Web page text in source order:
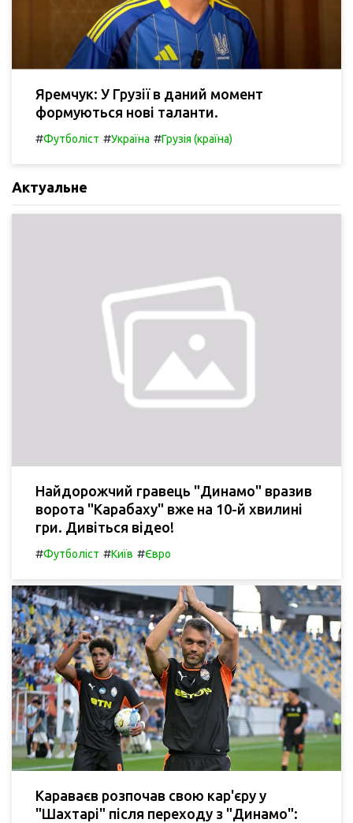
Яремчук: У Грузії в даний момент
формуються нові таланти.
#Футболіст #Україна #Грузія (країна)
Актуальне
Найдорожчий гравець "Динамо" вразив
ворота "Карабаху" вже на 10-й хвилині
гри. Дивіться відео!
#Футболіст #Київ #Євро
Караваєв розпочав свою кар'єру у
"Шахтарі" після переходу з "Динамо":